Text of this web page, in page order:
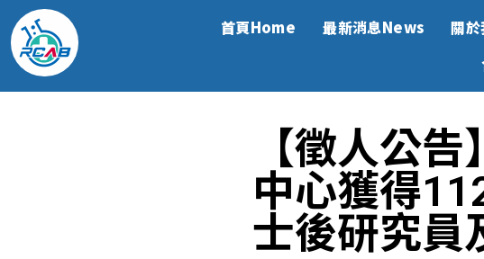
首頁Home 最新消息News 關
【徵人公
中心獲得
士後研究員